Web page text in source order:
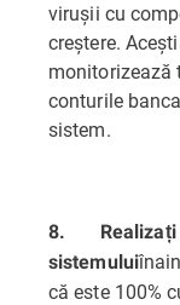
virușii cu
creștere.
monitorizează
conturile
sistem.
8.
sistemului
că este 100%